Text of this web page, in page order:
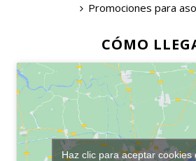
Promociones para
CÓMO
Haz clic para aceptar cookies